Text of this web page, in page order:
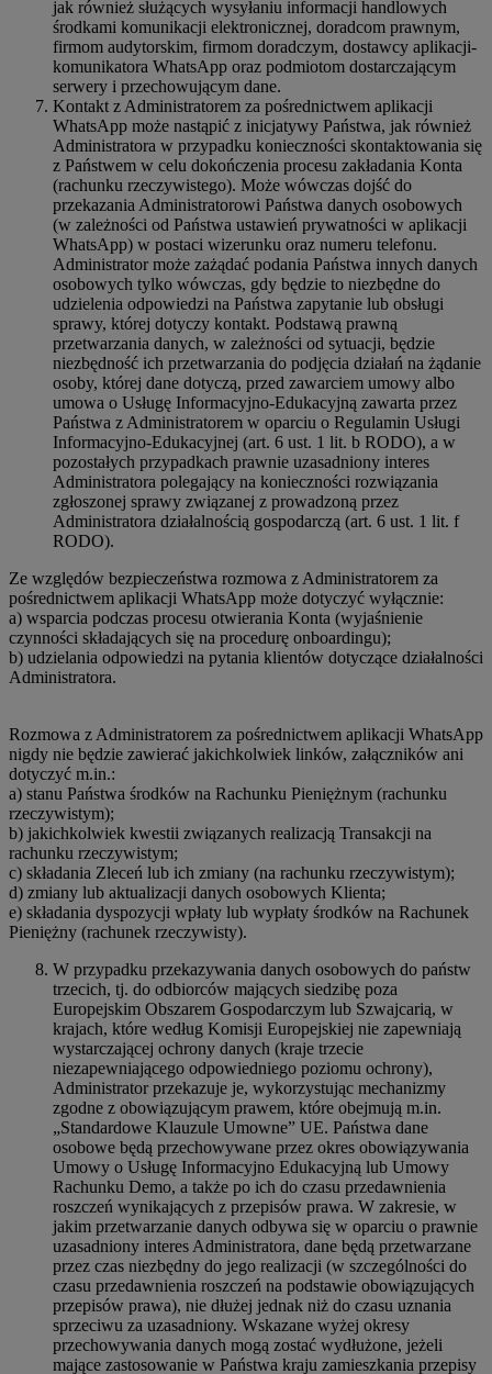
jak również służących wysyłaniu informacji handlowych
środkami komunikacji elektronicznej, doradcom prawnym,
firmom audytorskim, firmom doradczym, dostawcy aplikacji-
komunikatora WhatsApp oraz podmiotom dostarczającym
serwery i przechowującym dane.
Kontakt z Administratorem za pośrednictwem aplikacji
WhatsApp może nastąpić z inicjatywy Państwa, jak również
Administratora w przypadku konieczności skontaktowania się
z Państwem w celu dokończenia procesu zakładania Konta
(rachunku rzeczywistego). Może wówczas dojść do
przekazania Administratorowi Państwa danych osobowych
(w zależności od Państwa ustawień prywatności w aplikacji
WhatsApp) w postaci wizerunku oraz numeru telefonu.
Administrator może zażądać podania Państwa innych danych
osobowych tylko wówczas, gdy będzie to niezbędne do
udzielenia odpowiedzi na Państwa zapytanie lub obsługi
sprawy, której dotyczy kontakt. Podstawą prawną
przetwarzania danych, w zależności od sytuacji, będzie
niezbędność ich przetwarzania do podjęcia działań na żądanie
osoby, której dane dotyczą, przed zawarciem umowy albo
umowa o Usługę Informacyjno-Edukacyjną zawarta przez
Państwa z Administratorem w oparciu o Regulamin Usługi
Informacyjno-Edukacyjnej (art. 6 ust. 1 lit. b RODO), a w
pozostałych przypadkach prawnie uzasadniony interes
Administratora polegający na konieczności rozwiązania
zgłoszonej sprawy związanej z prowadzoną przez
Administratora działalnością gospodarczą (art. 6 ust. 1 lit. f
RODO).
Ze względów bezpieczeństwa rozmowa z Administratorem za
pośrednictwem aplikacji WhatsApp może dotyczyć wyłącznie:
a) wsparcia podczas procesu otwierania Konta (wyjaśnienie
czynności składających się na procedurę onboardingu);
b) udzielania odpowiedzi na pytania klientów dotyczące działalności
Administratora.
Rozmowa z Administratorem za pośrednictwem aplikacji WhatsApp
nigdy nie będzie zawierać jakichkolwiek linków, załączników ani
dotyczyć m.in.:
a) stanu Państwa środków na Rachunku Pieniężnym (rachunku
rzeczywistym);
b) jakichkolwiek kwestii związanych realizacją Transakcji na
rachunku rzeczywistym;
c) składania Zleceń lub ich zmiany (na rachunku rzeczywistym);
d) zmiany lub aktualizacji danych osobowych Klienta;
e) składania dyspozycji wpłaty lub wypłaty środków na Rachunek
Pieniężny (rachunek rzeczywisty).
W przypadku przekazywania danych osobowych do państw
trzecich, tj. do odbiorców mających siedzibę poza
Europejskim Obszarem Gospodarczym lub Szwajcarią, w
krajach, które według Komisji Europejskiej nie zapewniają
wystarczającej ochrony danych (kraje trzecie
niezapewniającego odpowiedniego poziomu ochrony),
Administrator przekazuje je, wykorzystując mechanizmy
zgodne z obowiązującym prawem, które obejmują m.in.
„Standardowe Klauzule Umowne” UE. Państwa dane
osobowe będą przechowywane przez okres obowiązywania
Umowy o Usługę Informacyjno Edukacyjną lub Umowy
Rachunku Demo, a także po ich do czasu przedawnienia
roszczeń wynikających z przepisów prawa. W zakresie, w
jakim przetwarzanie danych odbywa się w oparciu o prawnie
uzasadniony interes Administratora, dane będą przetwarzane
przez czas niezbędny do jego realizacji (w szczególności do
czasu przedawnienia roszczeń na podstawie obowiązujących
przepisów prawa), nie dłużej jednak niż do czasu uznania
sprzeciwu za uzasadniony. Wskazane wyżej okresy
przechowywania danych mogą zostać wydłużone, jeżeli
mające zastosowanie w Państwa kraju zamieszkania przepisy